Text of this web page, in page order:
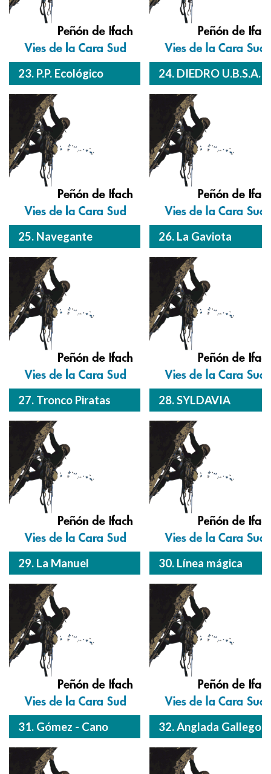
23. P.P. Ecológico 24. DIEDRO U.B.S.A.
25. Navegante 26. La Gaviota
27. Tronco Piratas 28. SYLDAVIA
29. La Manuel 30. Línea mágica
31. Gómez - Cano 32. Anglada Gallego